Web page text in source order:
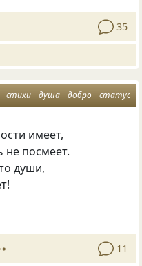
35
стихи душа добро статус
имеет,
не посмеет.
души,
11